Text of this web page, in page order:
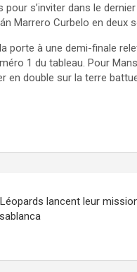
s’inviter dans le
Marrero Curbelo en
porte à une demi-finale
1 du tableau. Pour
en double sur la terre
lancent leur